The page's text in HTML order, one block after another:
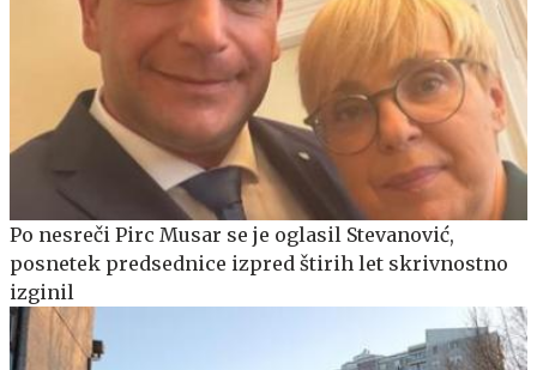
Po nesreči Pirc Musar se je oglasil Stevanović,
posnetek predsednice izpred štirih let skrivnostno
izginil